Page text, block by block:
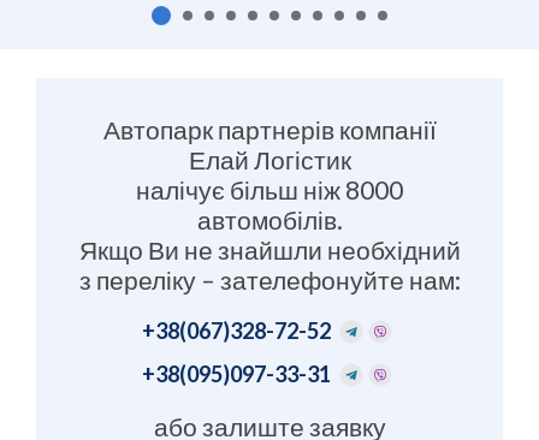
Автопарк партнерів компанії
Елай Логістик
налічує більш ніж 8000
автомобілів.
Якщо Ви не знайшли необхідний
з переліку – зателефонуйте нам:
+38(067)328-72-52
+38(095)097-33-31
або залиште заявку